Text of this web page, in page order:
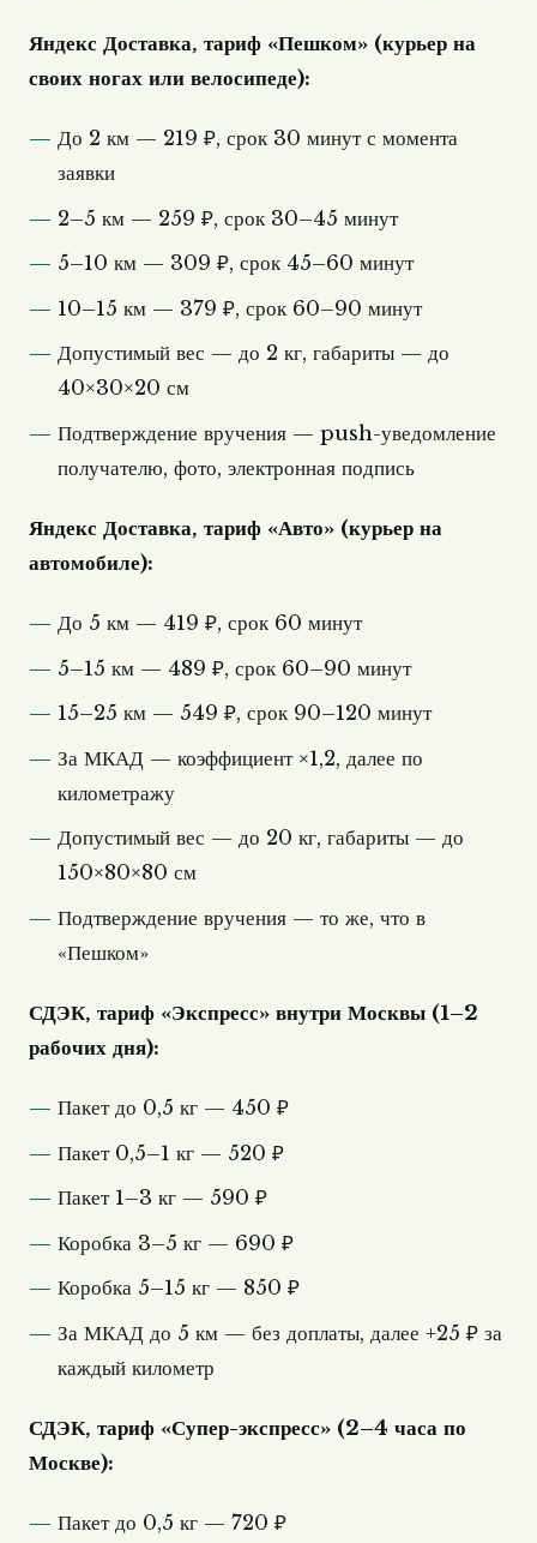
Яндекс Доставка, тариф «Пешком» (курьер на
своих ногах или велосипеде):
До 2 км — 219 ₽, срок 30 минут с момента
заявки
2–5 км — 259 ₽, срок 30–45 минут
5–10 км — 309 ₽, срок 45–60 минут
10–15 км — 379 ₽, срок 60–90 минут
Допустимый вес — до 2 кг, габариты — до
40×30×20 см
Подтверждение вручения — push-уведомление
получателю, фото, электронная подпись
Яндекс Доставка, тариф «Авто» (курьер на
автомобиле):
До 5 км — 419 ₽, срок 60 минут
5–15 км — 489 ₽, срок 60–90 минут
15–25 км — 549 ₽, срок 90–120 минут
За МКАД — коэффициент ×1,2, далее по
километражу
Допустимый вес — до 20 кг, габариты — до
150×80×80 см
Подтверждение вручения — то же, что в
«Пешком»
СДЭК, тариф «Экспресс» внутри Москвы (1–2
рабочих дня):
Пакет до 0,5 кг — 450 ₽
Пакет 0,5–1 кг — 520 ₽
Пакет 1–3 кг — 590 ₽
Коробка 3–5 кг — 690 ₽
Коробка 5–15 кг — 850 ₽
За МКАД до 5 км — без доплаты, далее +25 ₽ за
каждый километр
СДЭК, тариф «Супер-экспресс» (2–4 часа по
Москве):
Пакет до 0,5 кг — 720 ₽